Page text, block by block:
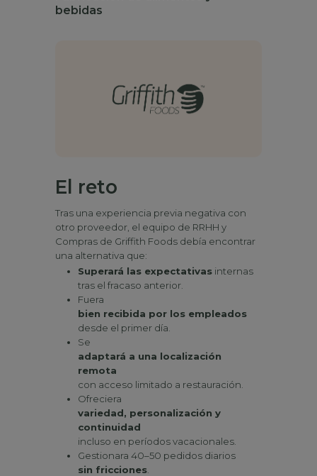
bebidas
El reto
Tras una experiencia previa negativa con
otro proveedor, el equipo de RRHH y
Compras de Griffith Foods debía encontrar
una alternativa que:
Superará las expectativas internas
tras el fracaso anterior.
Fuera
bien recibida por los empleados
desde el primer día.
Se
adaptará a una localización
remota
con acceso limitado a restauración.
Ofreciera
variedad, personalización y
continuidad
incluso en períodos vacacionales.
Gestionara 40–50 pedidos diarios
sin fricciones